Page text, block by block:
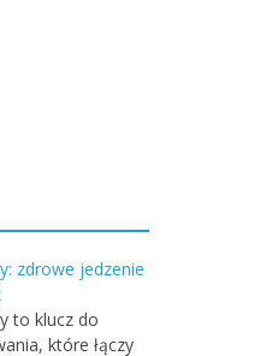
zdrowe jedzenie
to klucz do
które łączy